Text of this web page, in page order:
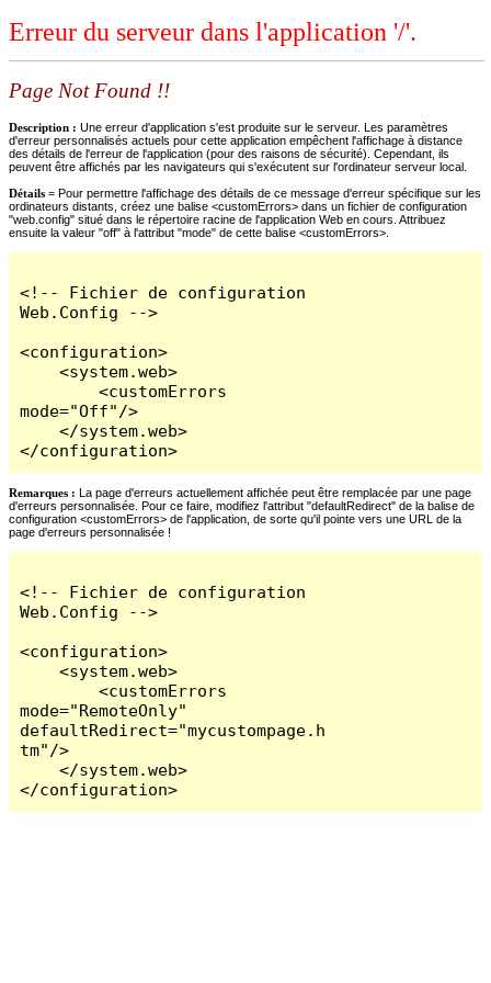
Erreur du serveur dans l'application '/'.
Page Not Found !!
Description : Une erreur d'application s'est produite sur le serveur. Les paramètres
d'erreur personnalisés actuels pour cette application empêchent l'affichage à distance
des détails de l'erreur de l'application (pour des raisons de sécurité). Cependant, ils
peuvent être affichés par les navigateurs qui s'exécutent sur l'ordinateur serveur local.
Détails = Pour permettre l'affichage des détails de ce message d'erreur spécifique sur les
ordinateurs distants, créez une balise <customErrors> dans un fichier de configuration
"web.config" situé dans le répertoire racine de l'application Web en cours. Attribuez
ensuite la valeur "off" à l'attribut "mode" de cette balise <customErrors>.
<!-- Fichier de configuration
Web.Config -->
<configuration>
    <system.web>
        <customErrors
mode="Off"/>
    </system.web>
</configuration>
Remarques : La page d'erreurs actuellement affichée peut être remplacée par une page
d'erreurs personnalisée. Pour ce faire, modifiez l'attribut "defaultRedirect" de la balise de
configuration <customErrors> de l'application, de sorte qu'il pointe vers une URL de la
page d'erreurs personnalisée !
<!-- Fichier de configuration
Web.Config -->
<configuration>
    <system.web>
        <customErrors
mode="RemoteOnly"
defaultRedirect="mycustompage.h
tm"/>
    </system.web>
</configuration>